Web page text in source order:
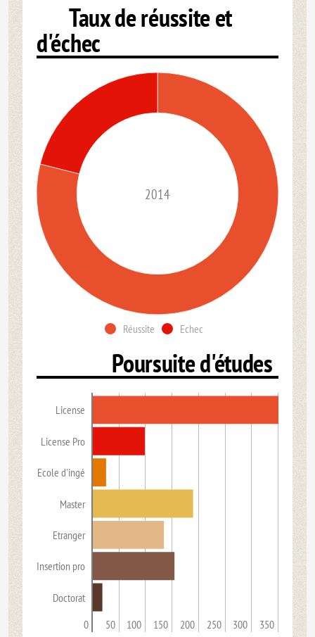
Taux de réussite et
d'échec
2014
Réussite Echec
Poursuite d'études
License
License Pro
Ecole d'ingé
Master
Etranger
Insertion pro
Doctorat
0 50 100 150 200 250 300 350